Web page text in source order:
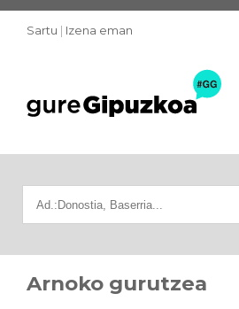
Sartu | Izena eman
Arnoko gurutzea